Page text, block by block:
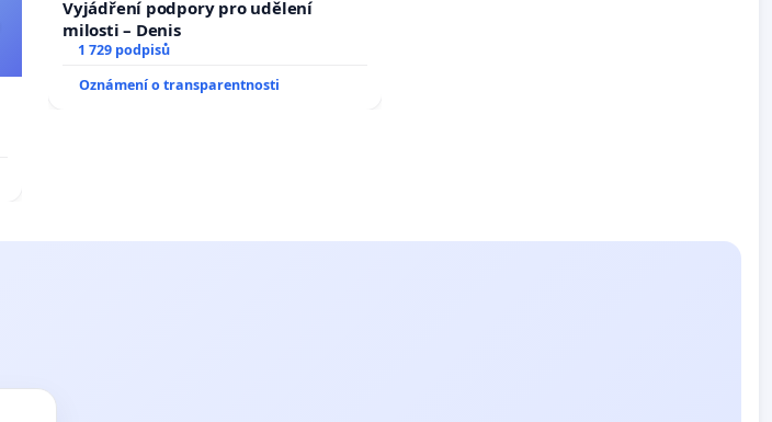
Vyjádření podpory pro udělení
milosti – Denis
1 729 podpisů
Oznámení o transparentnosti